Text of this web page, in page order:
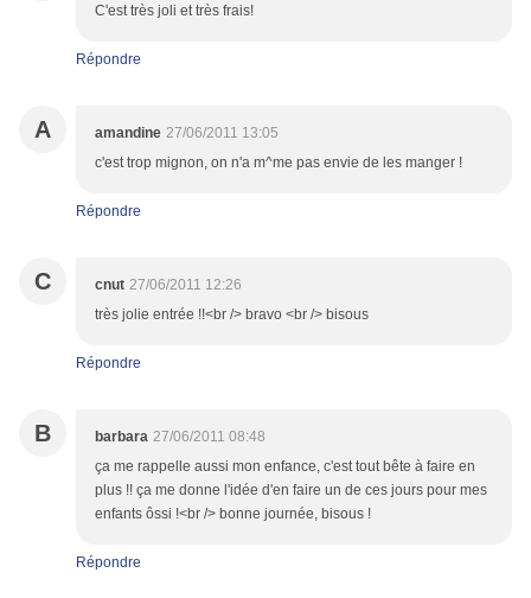
C'est très joli et très frais!
Répondre
A amandine 27/06/2011 13:05
c'est trop mignon, on n'a m^me pas envie de les manger !
Répondre
C cnut 27/06/2011 12:26
très jolie entrée !!<br /> bravo <br /> bisous
Répondre
B barbara 27/06/2011 08:48
ça me rappelle aussi mon enfance, c'est tout bête à faire en
plus !! ça me donne l'idée d'en faire un de ces jours pour mes
enfants ôssi !<br /> bonne journée, bisous !
Répondre